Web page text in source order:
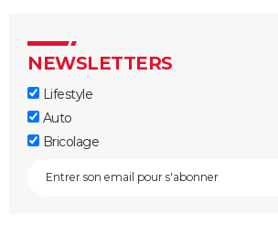
NEWSLETTERS
Lifestyle
Auto
Bricolage